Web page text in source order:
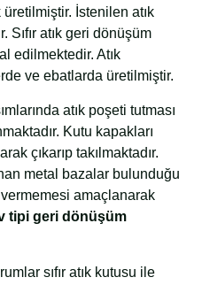
İstenilen atık
Sıfır atık geri dönüşüm
edilmektedir. Atık
ve ebatlarda üretilmiştir.
atık poşeti tutması
Kutu kapakları
çıkarıp takılmaktadır.
metal bazalar bulunduğu
amaçlanarak
tipi geri dönüşüm
sıfır atık kutusu ile